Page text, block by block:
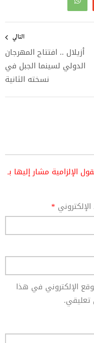
التالي
أزيلال .. افتتاح المهرجان
الدولي لسينما الجبل في
نسخته الثانية
الإلزامية مشار إليها بـ
الإلكتروني *
الإلكتروني في هذا
تعليقي.